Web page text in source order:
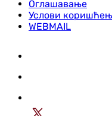
Оглашавање
Услови
WEBMAIL